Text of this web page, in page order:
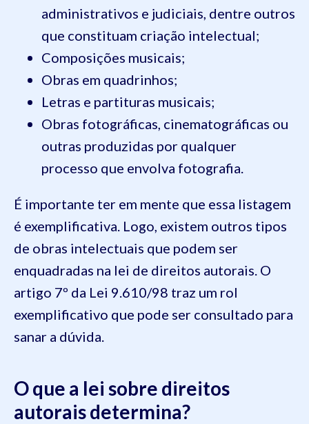
administrativos e judiciais, dentre outros
que constituam criação intelectual;
Composições musicais;
Obras em quadrinhos;
Letras e partituras musicais;
Obras fotográficas, cinematográficas ou
outras produzidas por qualquer
processo que envolva fotografia.
É importante ter em mente que essa listagem
é exemplificativa. Logo, existem outros tipos
de obras intelectuais que podem ser
enquadradas na lei de direitos autorais. O
artigo 7º da Lei 9.610/98 traz um rol
exemplificativo que pode ser consultado para
sanar a dúvida.
O que a lei sobre direitos
autorais determina?